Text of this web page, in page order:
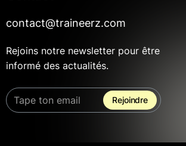
contact@traineerz.com
Rejoins notre newsletter pour être
informé des actualités.